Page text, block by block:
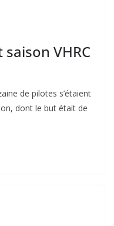
VHRC
de pilotes s’étaient
dont le but était de